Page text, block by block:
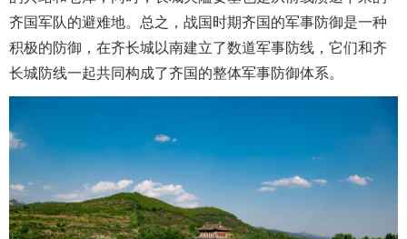
齐国军队的避难地。总之，战国时期齐国的军事防御是一种
积极的防御，在齐长城以南建立了数道军事防线，它们和齐
长城防线一起共同构成了齐国的整体军事防御体系。